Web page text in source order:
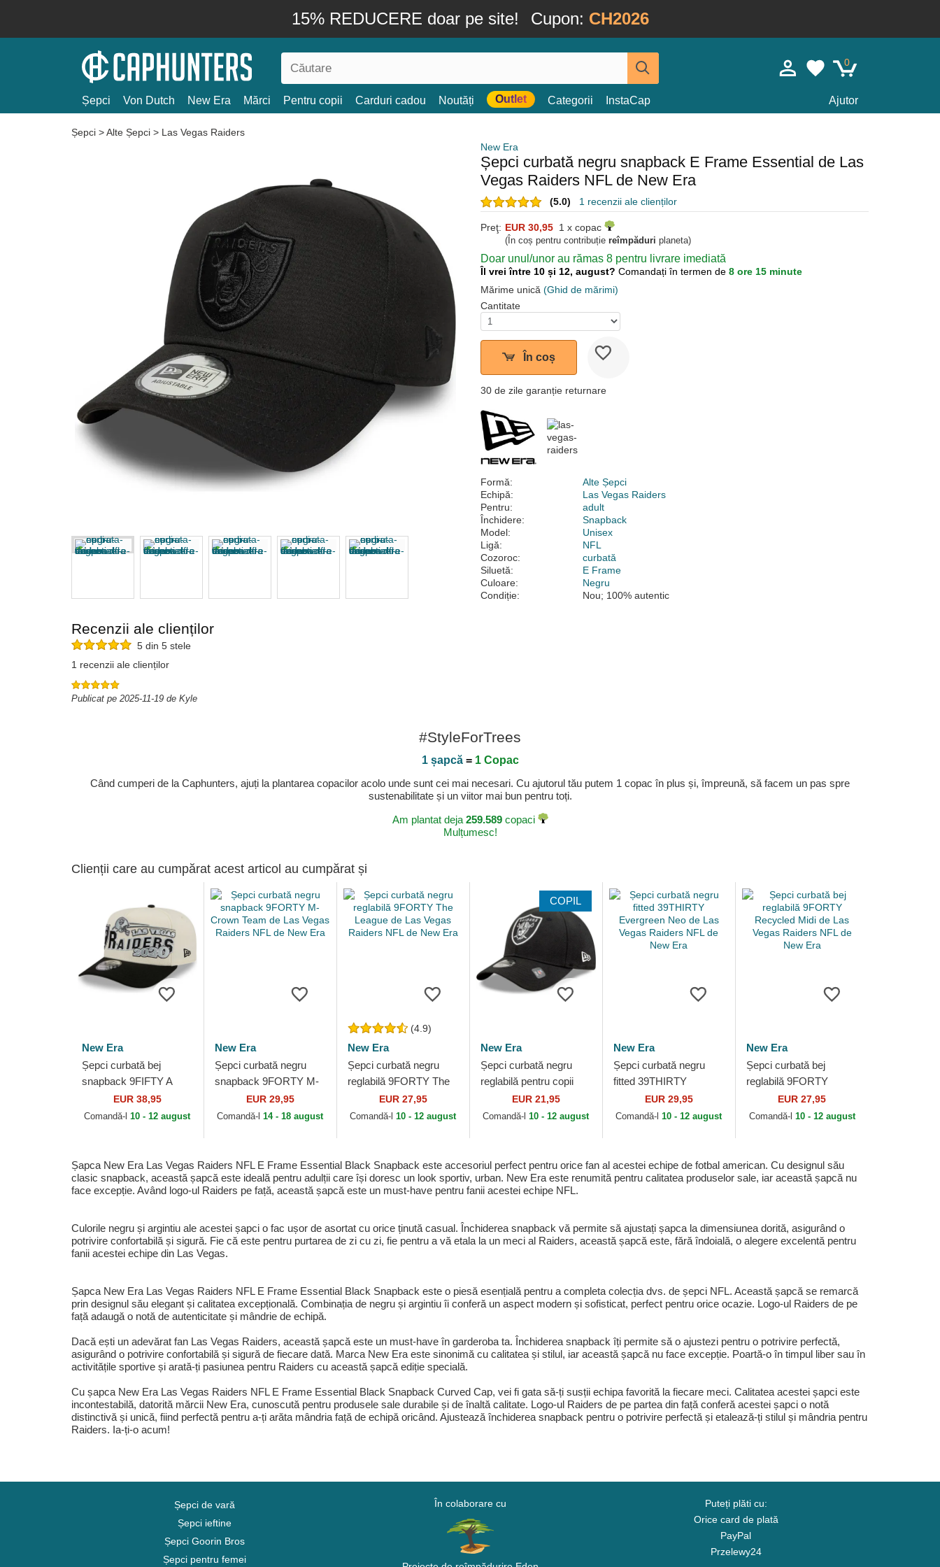
15% REDUCERE doar pe site! Cupon: CH2026
0
Șepci Von Dutch New Era Mărci Pentru copii Carduri cadou Noutăți Outlet Categorii InstaCap Ajutor
Șepci >Alte Șepci > Las Vegas Raiders
New Era
Șepci curbată negru snapback E Frame Essential de Las
Vegas Raiders NFL de New Era
(5.0) 1 recenzii ale clienților
Preţ: EUR 30,95 1 x copac
(În coș pentru contribuție reîmpăduri planeta)
Doar unul/unor au rămas 8 pentru livrare imediată
Îl vrei între 10 și 12, august? Comandați în termen de 8 ore 15 minute
Mărime unică (Ghid de mărimi)
Cantitate
În coș
30 de zile garanție returnare
Formă:
Alte Șepci
Echipă:
Las Vegas Raiders
Pentru:
adult
Închidere:
Snapback
Model:
Unisex
Ligă:
NFL
Cozoroc:
curbată
Siluetă:
E Frame
Culoare:
Negru
Condiție:
Nou; 100% autentic
Recenzii ale clienților
5 din 5 stele
1 recenzii ale clienților
Publicat pe 2025-11-19 de Kyle
#StyleForTrees
1 șapcă= 1 Copac
Când cumperi de la Caphunters, ajuți la plantarea copacilor acolo unde sunt cei mai necesari. Cu ajutorul tău putem 1 copac în plus și, împreună, să facem un pas spre
sustenabilitate și un viitor mai bun pentru toți.
Am plantat deja 259.589copaci
Mulțumesc!
Clienții care au cumpărat acest articol au cumpărat și
New Era
Șepci curbată bej
snapback 9FIFTY A
Frame Classic de Las
Vegas Raiders NFL de
EUR 38,95
Comandă-l10 - 12 august
New Era
Șepci curbată negru
snapback 9FORTY M-
Crown Team de Las
Vegas Raiders NFL de
EUR 29,95
Comandă-l14 - 18 august
(4.9)
New Era
Șepci curbată negru
reglabilă 9FORTY The
League de Las Vegas
Raiders NFL de New
EUR 27,95
Comandă-l10 - 12 august
COPIL
New Era
Șepci curbată negru
reglabilă pentru copii
9FORTY The League
de Las Vegas Raiders
EUR 21,95
Comandă-l10 - 12 august
New Era
Șepci curbată negru
fitted 39THIRTY
Evergreen Neo de Las
Vegas Raiders NFL de
EUR 29,95
Comandă-l10 - 12 august
New Era
Șepci curbată bej
reglabilă 9FORTY
Recycled Midi de Las
Vegas Raiders NFL de
EUR 27,95
Comandă-l 10 - 12 august
Șapca New Era Las Vegas Raiders NFL E Frame Essential Black Snapback este accesoriul perfect pentru orice fan al acestei echipe de fotbal american. Cu designul său
clasic snapback, această șapcă este ideală pentru adulții care își doresc un look sportiv, urban. New Era este renumită pentru calitatea produselor sale, iar această șapcă nu
face excepție. Având logo-ul Raiders pe față, această șapcă este un must-have pentru fanii acestei echipe NFL.
Culorile negru și argintiu ale acestei șapci o fac ușor de asortat cu orice ținută casual. Închiderea snapback vă permite să ajustați șapca la dimensiunea dorită, asigurând o
potrivire confortabilă și sigură. Fie că este pentru purtarea de zi cu zi, fie pentru a vă etala la un meci al Raiders, această șapcă este, fără îndoială, o alegere excelentă pentru
fanii acestei echipe din Las Vegas.
Șapca New Era Las Vegas Raiders NFL E Frame Essential Black Snapback este o piesă esențială pentru a completa colecția dvs. de șepci NFL. Această șapcă se remarcă
prin designul său elegant și calitatea excepțională. Combinația de negru și argintiu îi conferă un aspect modern și sofisticat, perfect pentru orice ocazie. Logo-ul Raiders de pe
față adaugă o notă de autenticitate și mândrie de echipă.
Dacă ești un adevărat fan Las Vegas Raiders, această șapcă este un must-have în garderoba ta. Închiderea snapback îți permite să o ajustezi pentru o potrivire perfectă,
asigurând o potrivire confortabilă și sigură de fiecare dată. Marca New Era este sinonimă cu calitatea și stilul, iar această șapcă nu face excepție. Poartă-o în timpul liber sau în
activitățile sportive și arată-ți pasiunea pentru Raiders cu această șapcă ediție specială.
Cu șapca New Era Las Vegas Raiders NFL E Frame Essential Black Snapback Curved Cap, vei fi gata să-ți susții echipa favorită la fiecare meci. Calitatea acestei șapci este
incontestabilă, datorită mărcii New Era, cunoscută pentru produsele sale durabile și de înaltă calitate. Logo-ul Raiders de pe partea din față conferă acestei șapci o notă
distinctivă și unică, fiind perfectă pentru a-ți arăta mândria față de echipă oricând. Ajustează închiderea snapback pentru o potrivire perfectă și etalează-ți stilul și mândria pentru
Raiders. Ia-ți-o acum!
Șepci de vară
Șepci ieftine
Șepci Goorin Bros
Șepci pentru femei
În colaborare cu
Puteți plăti cu:
Orice card de plată
PayPal
Przelewy24